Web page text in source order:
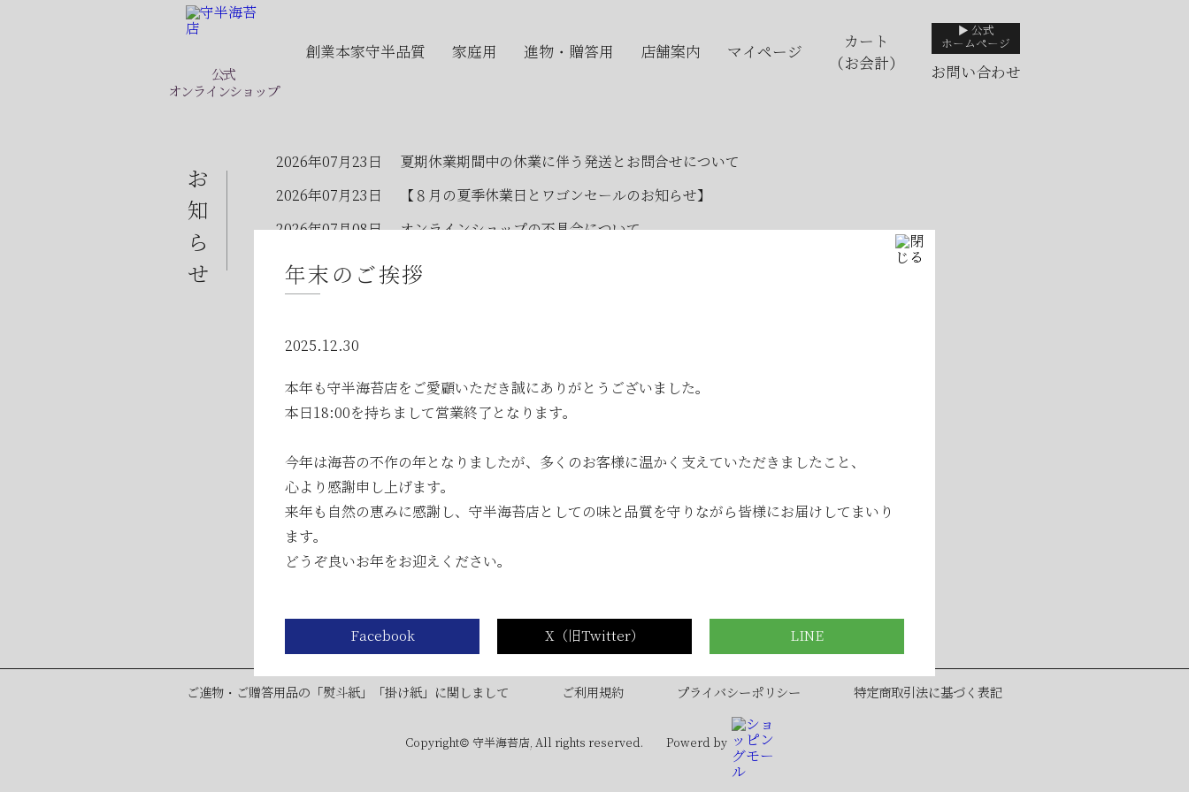
公式
オンラインショップ
創業本家守半品質 家庭用 進物・贈答用 店舗案内 マイページ
カート
（お会計）
▶ 公式
ホームページ
お問い合わせ
お
知
ら
せ
2026年07月23日
夏期休業期間中の休業に伴う発送とお問合せについて
2026年07月23日
【８月の夏季休業日とワゴンセールのお知らせ】
2026年07月08日
オンラインショップの不具合について
2026年07月01日
2026年7月・8月の『メトロde守半海苔店』はお休みです
2026年06月28日
2026年05月23日
6月のメトロde守半海苔店は ”麻布十番” です！
2026年04月25日
【2026年5月ワゴンセール開催のお知らせ】
... ▶
ご進物・ご贈答用品の「熨斗紙」「掛け紙」に関しまして ご利用規約 プライバシーポリシー 特定商取引法に基づく表記
Copyright© 守半海苔店, All rights reserved. Powerd by
年末のご挨拶
2025.12.30
本年も守半海苔店をご愛顧いただき誠にありがとうございました。
本日18:00を持ちまして営業終了となります。
今年は海苔の不作の年となりましたが、多くのお客様に温かく支えていただきましたこと、
心より感謝申し上げます。
来年も自然の恵みに感謝し、守半海苔店としての味と品質を守りながら皆様にお届けしてまいり
ます。
どうぞ良いお年をお迎えください。